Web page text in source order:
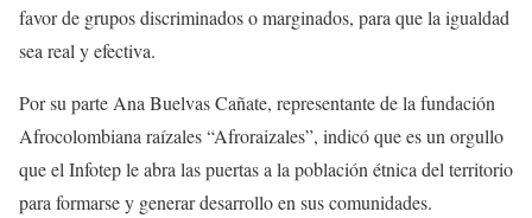
favor de grupos discriminados o marginados, para que la igualdad
sea real y efectiva.
Por su parte Ana Buelvas Cañate, representante de la fundación
Afrocolombiana raízales “Afroraizales”, indicó que es un orgullo
que el Infotep le abra las puertas a la población étnica del territorio
para formarse y generar desarrollo en sus comunidades.